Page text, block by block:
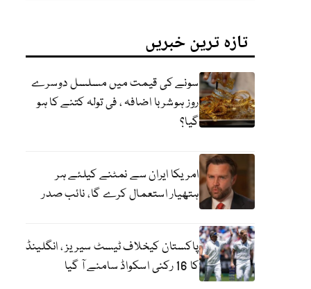
تازہ ترین خبریں
سونے کی قیمت میں مسلسل دوسرے
روز ہوشربا اضافہ ، فی تولہ کتنے کا ہو
گیا؟
امریکا ایران سے نمٹنے کیلئے ہر
ہتھیار استعمال کرے گا، نائب صدر
پاکستان کیخلاف ٹیسٹ سیریز ، انگلینڈ
کا 16 رکنی اسکواڈ سامنے آ گیا